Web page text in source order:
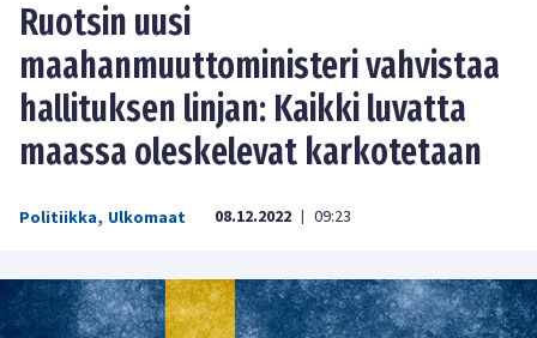
Ruotsin uusi
maahanmuuttoministeri vahvistaa
hallituksen linjan: Kaikki luvatta
maassa oleskelevat karkotetaan
Politiikka, Ulkomaat 08.12.2022 09:23